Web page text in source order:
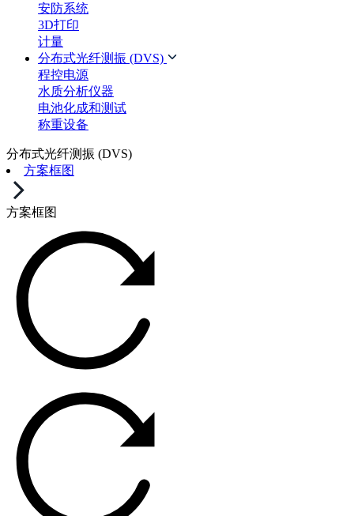
安防系统
3D打印
计量
分布式光纤测振 (DVS)
程控电源
水质分析仪器
电池化成和测试
称重设备
分布式光纤测振 (DVS)
方案框图
方案框图